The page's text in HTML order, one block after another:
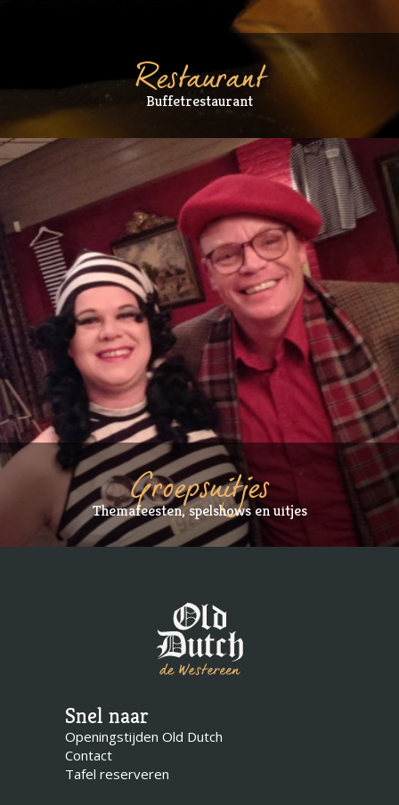
Restaurant
Buffetrestaurant
Groepsuitjes
Themafeesten, spelshows en uitjes
Snel naar
Openingstijden Old Dutch
Contact
Tafel reserveren